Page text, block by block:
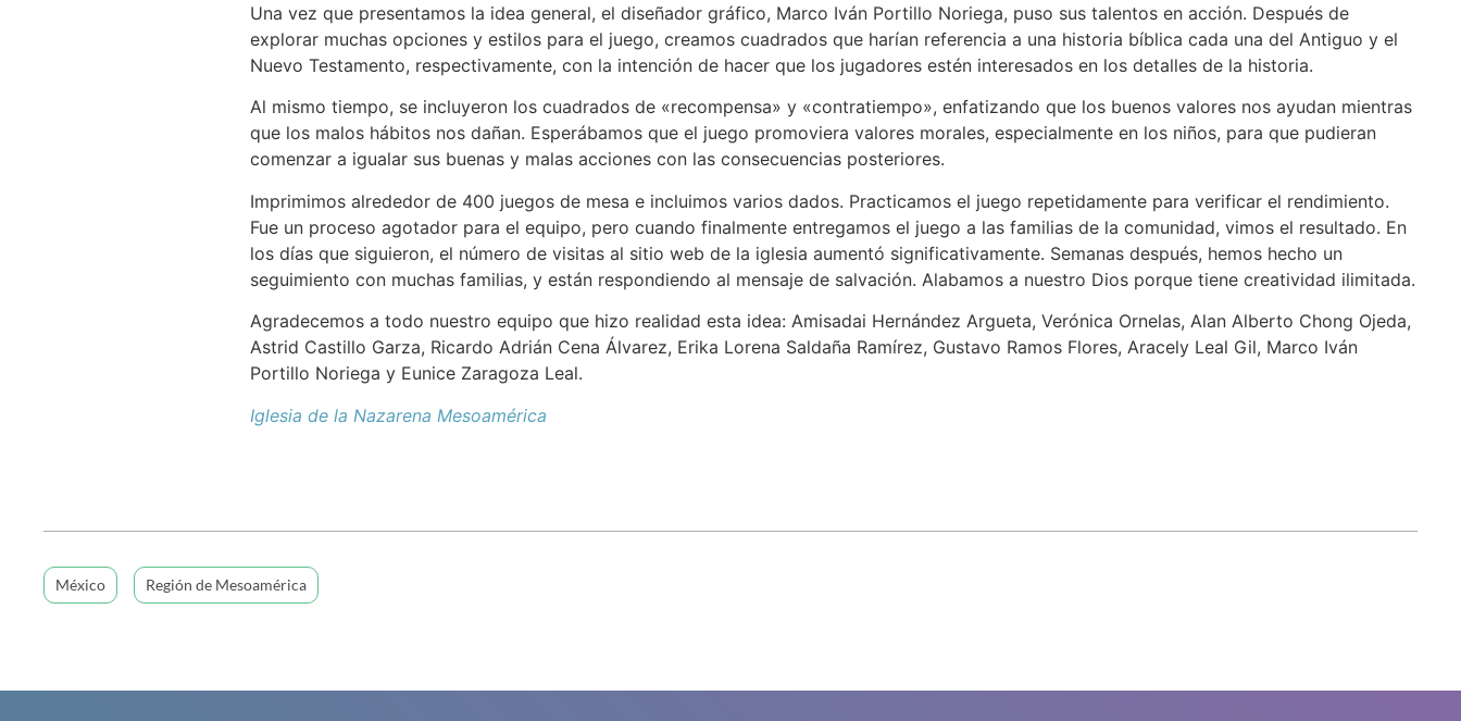
Una vez que presentamos la idea general, el diseñador gráfico, Marco Iván Portillo Noriega, puso sus talentos en acción. Después de
explorar muchas opciones y estilos para el juego, creamos cuadrados que harían referencia a una historia bíblica cada una del Antiguo y el
Nuevo Testamento, respectivamente, con la intención de hacer que los jugadores estén interesados en los detalles de la historia.
Al mismo tiempo, se incluyeron los cuadrados de «recompensa» y «contratiempo», enfatizando que los buenos valores nos ayudan mientras
que los malos hábitos nos dañan. Esperábamos que el juego promoviera valores morales, especialmente en los niños, para que pudieran
comenzar a igualar sus buenas y malas acciones con las consecuencias posteriores.
Imprimimos alrededor de 400 juegos de mesa e incluimos varios dados. Practicamos el juego repetidamente para verificar el rendimiento.
Fue un proceso agotador para el equipo, pero cuando finalmente entregamos el juego a las familias de la comunidad, vimos el resultado. En
los días que siguieron, el número de visitas al sitio web de la iglesia aumentó significativamente. Semanas después, hemos hecho un
seguimiento con muchas familias, y están respondiendo al mensaje de salvación. Alabamos a nuestro Dios porque tiene creatividad ilimitada.
Agradecemos a todo nuestro equipo que hizo realidad esta idea: Amisadai Hernández Argueta, Verónica Ornelas, Alan Alberto Chong Ojeda,
Astrid Castillo Garza, Ricardo Adrián Cena Álvarez, Erika Lorena Saldaña Ramírez, Gustavo Ramos Flores, Aracely Leal Gil, Marco Iván
Portillo Noriega y Eunice Zaragoza Leal.
Iglesia de la Nazarena Mesoamérica
México Región de Mesoamérica